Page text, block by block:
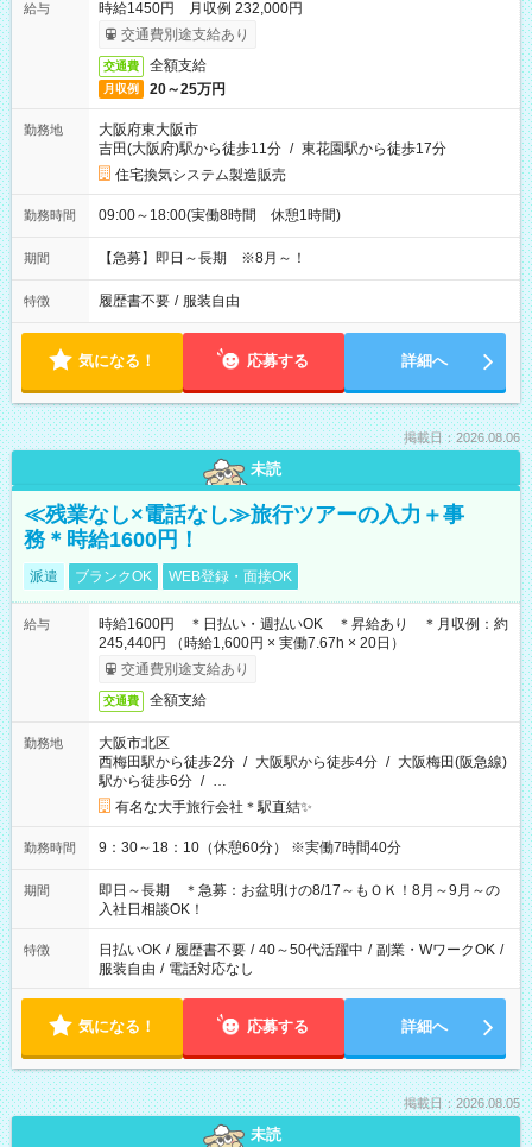
給与
時給1450円 月収例 232,000円
交通費別途支給あり
交通費 全額支給
月収例 20～25万円
勤務地
大阪府東大阪市
吉田(大阪府)駅から徒歩11分 / 東花園駅から徒歩17分
住宅換気システム製造販売
勤務時間 09:00～18:00(実働8時間 休憩1時間)
期間 【急募】即日～長期 ※8月～！
特徴 履歴書不要 / 服装自由
気になる！ 応募する 詳細へ
掲載日：2026.08.06
未読
≪残業なし×電話なし≫旅行ツアーの入力＋事
務＊時給1600円！
派遣 ブランクOK WEB登録・面接OK
給与
時給1600円 ＊日払い・週払いOK ＊昇給あり ＊月収例：約
245,440円 （時給1,600円 × 実働7.67h × 20日）
交通費別途支給あり
交通費 全額支給
勤務地
大阪市北区
西梅田駅から徒歩2分 / 大阪駅から徒歩4分 / 大阪梅田(阪急線)
駅から徒歩6分 / …
有名な大手旅行会社＊駅直結✨
勤務時間 9：30～18：10（休憩60分） ※実働7時間40分
期間
即日～長期 ＊急募：お盆明けの8/17～もＯＫ！8月～9月～の
入社日相談OK！
特徴 日払いOK / 履歴書不要 / 40～50代活躍中 / 副業・WワークOK /
服装自由 / 電話対応なし
気になる！ 応募する 詳細へ
掲載日：2026.08.05
未読